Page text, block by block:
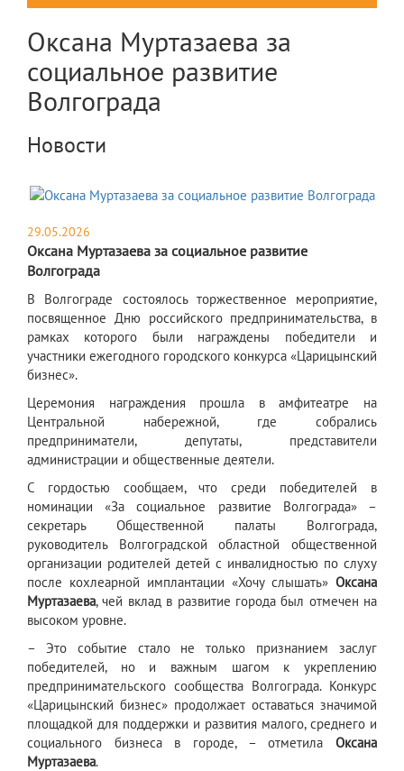
Оксана Муртазаева за
социальное развитие
Волгограда
Новости
29.05.2026
Оксана Муртазаева за социальное развитие
Волгограда
​В Волгограде состоялось торжественное мероприятие,
посвященное Дню российского предпринимательства, в
рамках которого были награждены победители и
участники ежегодного городского конкурса «Царицынский
бизнес».
Церемония награждения прошла в амфитеатре на
Центральной набережной, где собрались
предприниматели, депутаты, представители
администрации и общественные деятели.
С гордостью сообщаем, что среди победителей в
номинации «За социальное развитие Волгограда» –
секретарь Общественной палаты Волгограда,
руководитель Волгоградской областной общественной
организации родителей детей с инвалидностью по слуху
после кохлеарной имплантации «Хочу слышать» Оксана
Муртазаева, чей вклад в развитие города был отмечен на
высоком уровне.
– Это событие стало не только признанием заслуг
победителей, но и важным шагом к укреплению
предпринимательского сообщества Волгограда. Конкурс
«Царицынский бизнес» продолжает оставаться значимой
площадкой для поддержки и развития малого, среднего и
социального бизнеса в городе, – отметила Оксана
Муртазаева.